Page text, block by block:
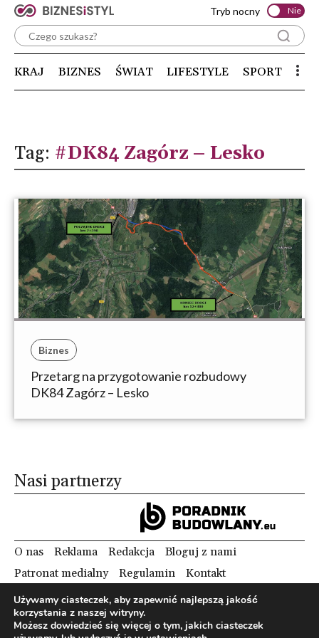
Tryb nocny Nie
KRAJ BIZNES ŚWIAT LIFESTYLE SPORT
Tag: #DK84 Zagórz – Lesko
Biznes
Przetarg na przygotowanie rozbudowy
DK84 Zagórz – Lesko
Nasi partnerzy
O nas Reklama Redakcja
Bloguj z nami
Patronat medialny
Regulamin Kontakt
Copyright 2012 Biznes i Styl. Wszystkie prawa zastrzeżone.
Polityka prywatności
Polityka cookies
Używamy ciasteczek, aby zapewnić najlepszą jakość
korzystania z naszej witryny.
Możesz dowiedzieć się więcej o tym, jakich ciasteczek